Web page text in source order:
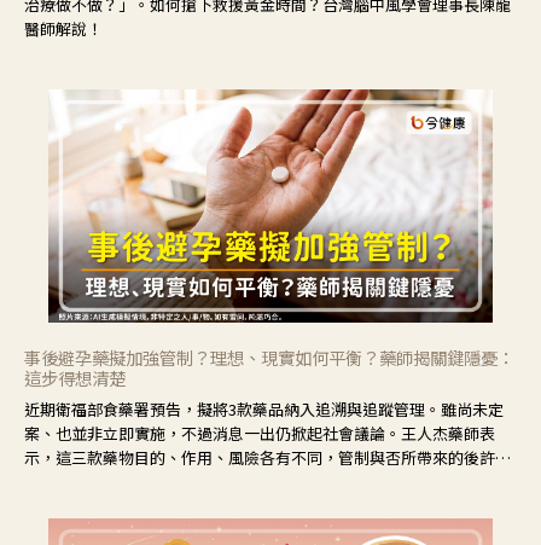
醫師解說！
事後避孕藥擬加強管制？理想、現實如何平衡？藥師揭關鍵隱憂：
這步得想清楚
近期衛福部食藥署預告，擬將3款藥品納入追溯與追蹤管理。雖尚未定
案、也並非立即實施，不過消息一出仍掀起社會議論。王人杰藥師表
示，這三款藥物目的、作用、風險各有不同，管制與否所帶來的後許影